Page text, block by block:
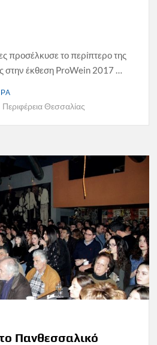
προσέλκυσε το περίπτερο της
στην έκθεση ProWein 2017 …
Περιφέρεια Θεσσαλίας
Πανθεσσαλικό